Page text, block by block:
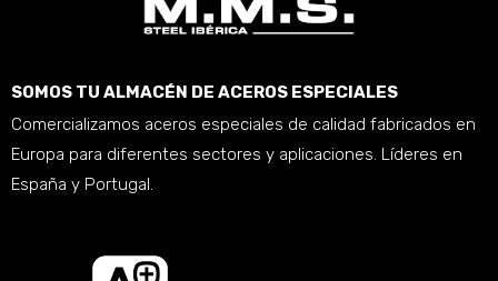
SOMOS TU ALMACÉN DE ACEROS ESPECIALES
Comercializamos aceros especiales de calidad fabricados en
Europa para diferentes sectores y aplicaciones. Líderes en
España y Portugal.